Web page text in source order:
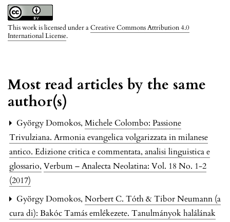
This work is licensed under aCreative Commons Attribution 4.0
International License.
Most read articles by the same
author(s)
György Domokos, Michele Colombo: Passione
Trivulziana. Armonia evangelica volgarizzata in milanese
antico. Edizione critica e commentata, analisi linguistica e
glossario, Verbum – Analecta Neolatina: Vol. 18 No. 1-2
(2017)
György Domokos, Norbert C. Tóth & Tibor Neumann (a
cura di): Bakóc Tamás emlékezete. Tanulmányok halálának